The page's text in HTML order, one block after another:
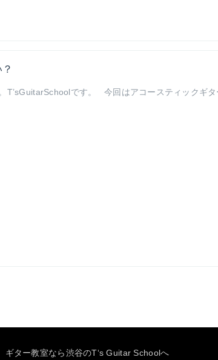
T’sGuitarSchoolです。 今回はアコースティックギ